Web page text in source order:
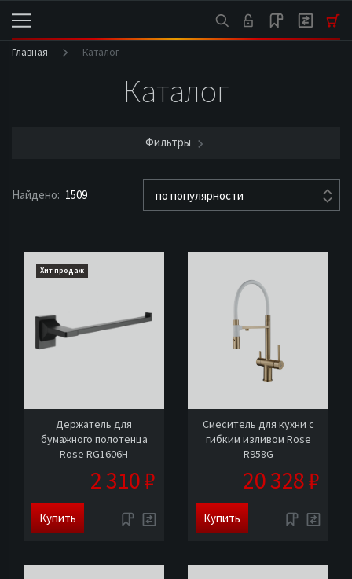
Главная Каталог
Каталог
Фильтры
Найдено: 1509 по популярности
Хит продаж
Держатель для
бумажного полотенца
Rose RG1606H
2 310 ₽
Купить
Смеситель для кухни с
гибким изливом Rose
R958G
20 328 ₽
Купить